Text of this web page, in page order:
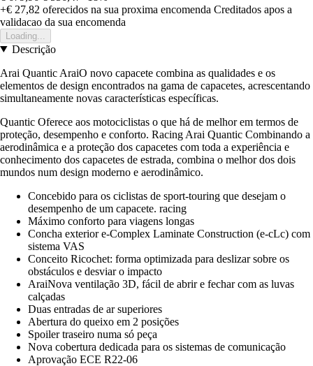
+€ 27,82 oferecidos na sua proxima encomenda Creditados apos a
validacao da sua encomenda
Loading...
Descrição
Arai Quantic AraiO novo capacete combina as qualidades e os
elementos de design encontrados na gama de capacetes, acrescentando
simultaneamente novas características específicas.
Quantic Oferece aos motociclistas o que há de melhor em termos de
proteção, desempenho e conforto. Racing Arai Quantic Combinando a
aerodinâmica e a proteção dos capacetes com toda a experiência e
conhecimento dos capacetes de estrada, combina o melhor dos dois
mundos num design moderno e aerodinâmico.
Concebido para os ciclistas de sport-touring que desejam o
desempenho de um capacete. racing
Máximo conforto para viagens longas
Concha exterior e-Complex Laminate Construction (e-cLc) com
sistema VAS
Conceito Ricochet: forma optimizada para deslizar sobre os
obstáculos e desviar o impacto
AraiNova ventilação 3D, fácil de abrir e fechar com as luvas
calçadas
Duas entradas de ar superiores
Abertura do queixo em 2 posições
Spoiler traseiro numa só peça
Nova cobertura dedicada para os sistemas de comunicação
Aprovação ECE R22-06